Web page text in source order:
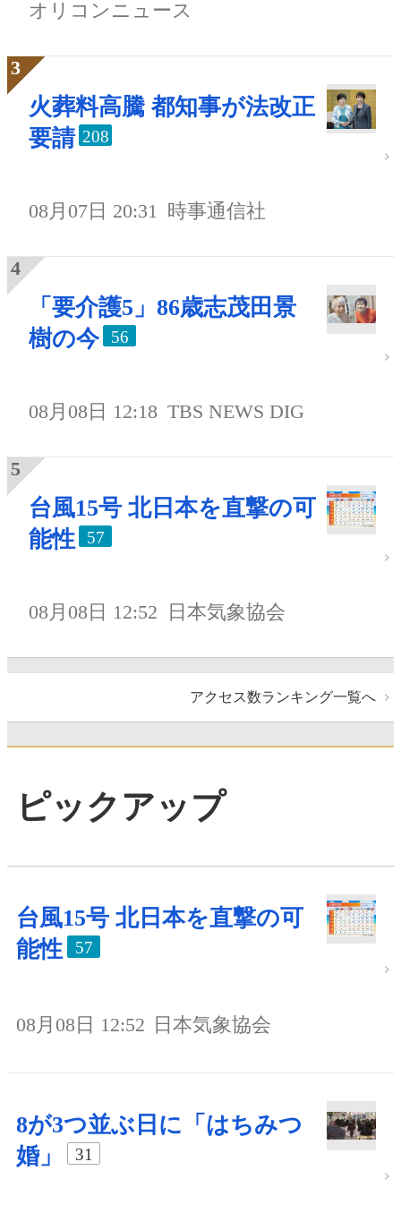
オリコンニュース
火葬料高騰 都知事が法改正
要請 208
08月07日 20:31 時事通信社
「要介護5」86歳志茂田景
樹の今
56
08月08日 12:18 TBS NEWS DIG
台風15号 北日本を直撃の可
能性
57
08月08日 12:52 日本気象協会
アクセス数ランキング一覧へ
ピックアップ
台風15号 北日本を直撃の可
能性
57
08月08日 12:52 日本気象協会
8が3つ並ぶ日に「はちみつ
婚」
31